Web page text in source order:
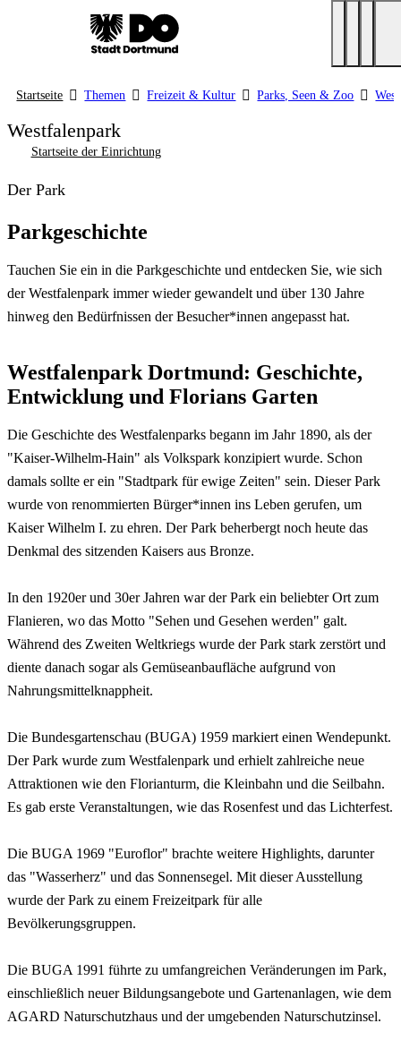
Startseite Themen Freizeit & Kultur Parks, Seen & Zoo
Westfalenpark
Startseite der Einrichtung
Der Park
Parkgeschichte
Tauchen Sie ein in die Parkgeschichte und entdecken Sie, wie sich
der Westfalenpark immer wieder gewandelt und über 130 Jahre
hinweg den Bedürfnissen der Besucher*innen angepasst hat.
Westfalenpark Dortmund: Geschichte,
Entwicklung und Florians Garten
Die Geschichte des Westfalenparks begann im Jahr 1890, als der
"Kaiser-Wilhelm-Hain" als Volkspark konzipiert wurde. Schon
damals sollte er ein "Stadtpark für ewige Zeiten" sein. Dieser Park
wurde von renommierten Bürger*innen ins Leben gerufen, um
Kaiser Wilhelm I. zu ehren. Der Park beherbergt noch heute das
Denkmal des sitzenden Kaisers aus Bronze.
In den 1920er und 30er Jahren war der Park ein beliebter Ort zum
Flanieren, wo das Motto "Sehen und Gesehen werden" galt.
Während des Zweiten Weltkriegs wurde der Park stark zerstört und
diente danach sogar als Gemüseanbaufläche aufgrund von
Nahrungsmittelknappheit.
Die Bundesgartenschau (BUGA) 1959 markiert einen Wendepunkt.
Der Park wurde zum Westfalenpark und erhielt zahlreiche neue
Attraktionen wie den Florianturm, die Kleinbahn und die Seilbahn.
Es gab erste Veranstaltungen, wie das Rosenfest und das Lichterfest.
Die BUGA 1969 "Euroflor" brachte weitere Highlights, darunter
das "Wasserherz" und das Sonnensegel. Mit dieser Ausstellung
wurde der Park zu einem Freizeitpark für alle
Bevölkerungsgruppen.
Die BUGA 1991 führte zu umfangreichen Veränderungen im Park,
einschließlich neuer Bildungsangebote und Gartenanlagen, wie dem
AGARD Naturschutzhaus und der umgebenden Naturschutzinsel.